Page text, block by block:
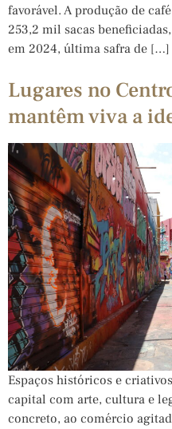
favorável. A produção de
253,2 mil sacas
em 2024, última safra de […]
Lugares no
mantêm viva a
Espaços históricos e
capital com arte, cultura e
concreto, ao comércio